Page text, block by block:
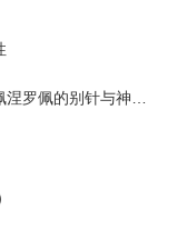
的别针与神秘入侵者